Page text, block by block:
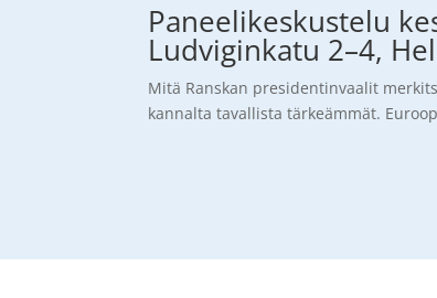
Paneelikeskustelu
Ludviginkatu 2–4,
Mitä Ranskan presidentinvaalit
kannalta tavallista tärkeämmät.